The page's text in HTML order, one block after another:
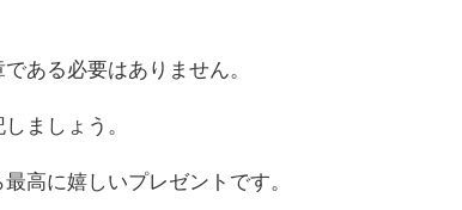
ある必要はありません。
ましょう。
高に嬉しいプレゼントです。